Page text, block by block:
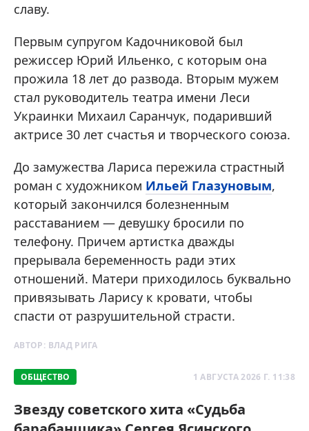
славу.
Первым супругом Кадочниковой был
режиссер Юрий Ильенко, с которым она
прожила 18 лет до развода. Вторым мужем
стал руководитель театра имени Леси
Украинки Михаил Саранчук, подаривший
актрисе 30 лет счастья и творческого союза.
До замужества Лариса пережила страстный
роман с художником Ильей Глазуновым,
который закончился болезненным
расставанием — девушку бросили по
телефону. Причем артистка дважды
прерывала беременность ради этих
отношений. Матери приходилось буквально
привязывать Ларису к кровати, чтобы
спасти от разрушительной страсти.
АВТОР: ВЛАД РИГА
ОБЩЕСТВО 1 АВГУСТА 2026 Г. 11:38
Звезду советского хита «Судьба